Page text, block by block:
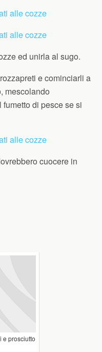
ed unirla al sugo.
e cominciarli a
mescolando
di pesce se si
cuocere in
e prosciutto